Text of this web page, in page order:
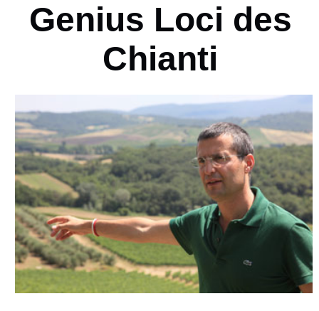
Genius Loci des
Chianti